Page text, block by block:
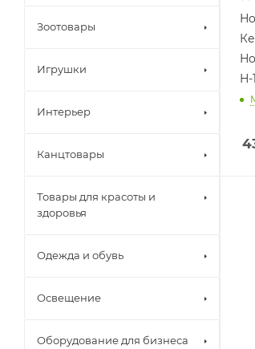
Н-
Зоотовары
Игрушки
Интерьер
Канцтовары
Товары для красоты и
здоровья
Одежда и обувь
Освещение
Оборудование для бизнеса